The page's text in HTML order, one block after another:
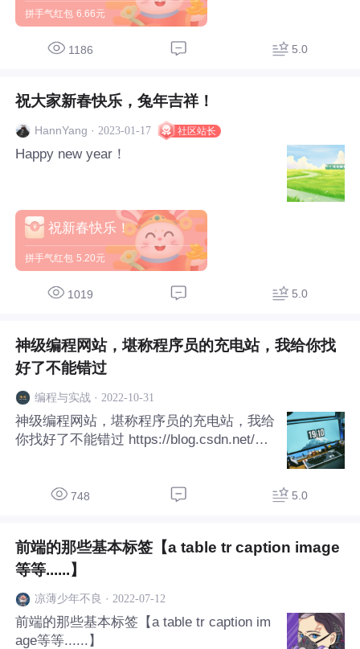
拼手气红包 6.66元
1186 5.0
祝大家新春快乐，兔年吉祥！
HannYang · 2023-01-17 社区站长
Happy new year！
祝新春快乐！
拼手气红包 5.20元
1019 5.0
神级编程网站，堪称程序员的充电站，我给你找
好了不能错过
编程与实战· 2022-10-31
神级编程网站，堪称程序员的充电站，我给
你找好了不能错过 https://blog.csdn.net/wei
748 5.0
前端的那些基本标签【a table tr caption image
等等......】
凉薄少年不良 · 2022-07-12
前端的那些基本标签【a table tr caption im
age等等......】